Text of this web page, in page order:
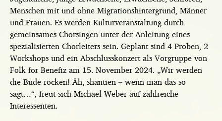
Menschen mit und ohne Migrationshintergrund, Männer
und Frauen. Es werden Kulturveranstaltung durch
gemeinsames Chorsingen unter der Anleitung eines
spezialisierten Chorleiters sein. Geplant sind 4 Proben, 2
Workshops und ein Abschlusskonzert als Vorgruppe von
Folk for Benefiz am 15. November 2024. „Wir werden
die Bude rocken! Äh, shantien – wenn man das so
sagt…“, freut sich Michael Weber auf zahlreiche
Interessenten.